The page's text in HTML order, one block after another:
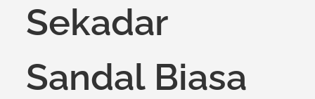
Sekadar
Sandal Biasa